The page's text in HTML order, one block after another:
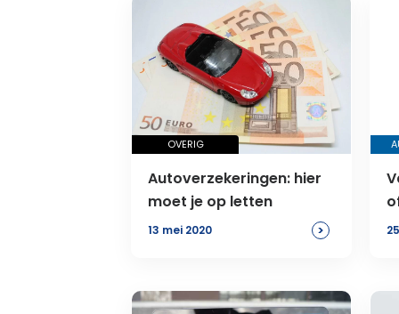
OVERIG
Autoverzekeringen: hier
moet je op letten
13 mei 2020 >